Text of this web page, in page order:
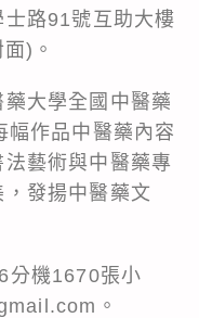
路91號互助大樓
)。
大學全國中醫藥
幅作品中醫藥內容
藝術與中醫藥專
發揚中醫藥文
分機1670張小
。